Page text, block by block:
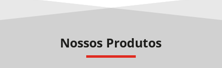
Nossos Produtos